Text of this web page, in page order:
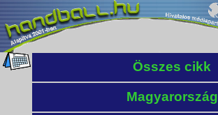
Összes cikk
Magyarország